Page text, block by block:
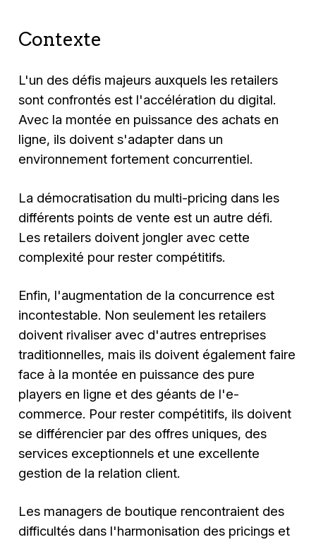
Contexte
L'un des défis majeurs auxquels les retailers
sont confrontés est l'accélération du digital.
Avec la montée en puissance des achats en
ligne, ils doivent s'adapter dans un
environnement fortement concurrentiel.
La démocratisation du multi-pricing dans les
différents points de vente est un autre défi.
Les retailers doivent jongler avec cette
complexité pour rester compétitifs.
Enfin, l'augmentation de la concurrence est
incontestable. Non seulement les retailers
doivent rivaliser avec d'autres entreprises
traditionnelles, mais ils doivent également faire
face à la montée en puissance des pure
players en ligne et des géants de l'e-
commerce. Pour rester compétitifs, ils doivent
se différencier par des offres uniques, des
services exceptionnels et une excellente
gestion de la relation client.
Les managers de boutique rencontraient des
difficultés dans l'harmonisation des pricings et